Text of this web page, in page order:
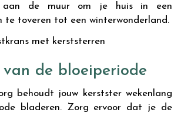
aan de muur om je huis in een
te toveren tot een winterwonderland.
van de bloeiperiode
behoudt jouw kerstster wekenlang
bladeren. Zorg ervoor dat je de